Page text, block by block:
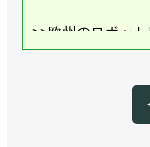
>>欧州のロボッ